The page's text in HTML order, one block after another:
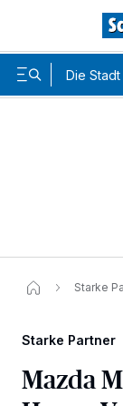
Die Stadt
Starke
Starke Partner
Mazda